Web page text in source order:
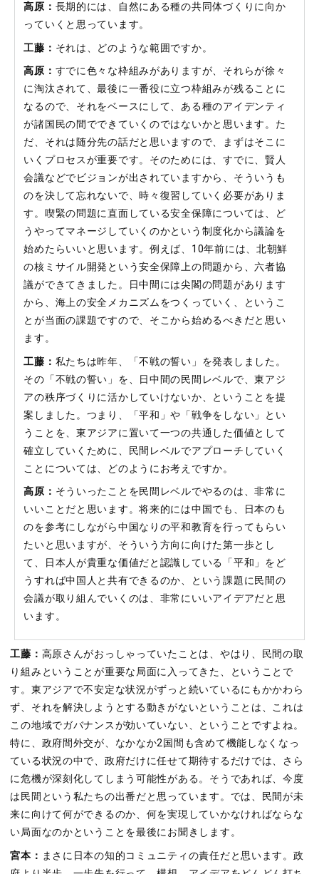
高原： 長期的には、自然にある種の共同体づくりに向か
っていくと思っています。
工藤： それは、どのような範囲ですか。
高原： すでに色々な枠組みがありますが、それらが徐々
に淘汰されて、最後に一番役に立つ枠組みが残ることに
なるので、それをベースにして、ある種のアイデンティ
が諸国民の間でできていくのではないかと思います。た
だ、それは随分先の話だと思いますので、まずはそこに
いくプロセスが重要です。そのためには、すでに、賢人
会議などでビジョンが出されていますから、そういうも
のを決して忘れないで、時々復習していく必要がありま
す。喫緊の問題に直面している安全保障については、ど
うやってマネージしていくのかという制度化から議論を
始めたらいいと思います。例えば、10年前には、北朝鮮
の核ミサイル開発という安全保障上の問題から、六者協
議ができてきました。日中間には尖閣の問題があります
から、海上の安全メカニズムをつくっていく、というこ
とが当面の課題ですので、そこから始めるべきだと思い
ます。
工藤： 私たちは昨年、「不戦の誓い」を発表しました。
その「不戦の誓い」を、日中間の民間レベルで、東アジ
アの秩序づくりに活かしていけないか、ということを提
案しました。つまり、「平和」や「戦争をしない」とい
うことを、東アジアに置いて一つの共通した価値として
確立していくために、民間レベルでアプローチしていく
ことについては、どのようにお考えですか。
高原： そういったことを民間レベルでやるのは、非常に
いいことだと思います。将来的には中国でも、日本のも
のを参考にしながら中国なりの平和教育を行ってもらい
たいと思いますが、そういう方向に向けた第一歩とし
て、日本人が貴重な価値だと認識している「平和」をど
うすれば中国人と共有できるのか、という課題に民間の
会議が取り組んでいくのは、非常にいいアイデアだと思
います。
工藤： 高原さんがおっしゃっていたことは、やはり、民間の取
り組みということが重要な局面に入ってきた、ということで
す。東アジアで不安定な状況がずっと続いているにもかかわら
ず、それを解決しようとする動きがないということは、これは
この地域でガバナンスが効いていない、ということですよね。
特に、政府間外交が、なかなか2国間も含めて機能しなくなっ
ている状況の中で、政府だけに任せて期待するだけでは、さら
に危機が深刻化してしまう可能性がある。そうであれば、今度
は民間という私たちの出番だと思っています。では、民間が未
来に向けて何ができるのか、何を実現していかなければならな
い局面なのかということを最後にお聞きします。
宮本： まさに日本の知的コミュニティの責任だと思います。政